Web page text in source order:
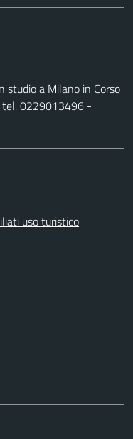
studio a Milano in Corso
tel. 0229013496 -
uso turistico